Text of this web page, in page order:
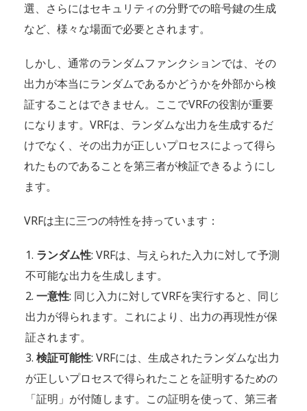
選、さらにはセキュリティの分野での暗号鍵の生成
など、様々な場面で必要とされます。
しかし、通常のランダムファンクションでは、その
出力が本当にランダムであるかどうかを外部から検
証することはできません。ここでVRFの役割が重要
になります。VRFは、ランダムな出力を生成するだ
けでなく、その出力が正しいプロセスによって得ら
れたものであることを第三者が検証できるようにし
ます。
VRFは主に三つの特性を持っています：
ランダム性: VRFは、与えられた入力に対して予測
不可能な出力を生成します。
一意性: 同じ入力に対してVRFを実行すると、同じ
出力が得られます。これにより、出力の再現性が保
証されます。
検証可能性: VRFには、生成されたランダムな出力
が正しいプロセスで得られたことを証明するための
「証明」が付随します。この証明を使って、第三者